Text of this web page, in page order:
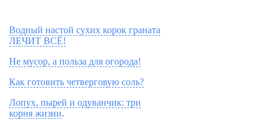
Водный настой сухих корок граната
ЛЕЧИТ ВСЁ!
Не мусор, а польза для огорода!
Как готовить четверговую соль?
Лопух, пырей и одуванчик: три
корня жизни.